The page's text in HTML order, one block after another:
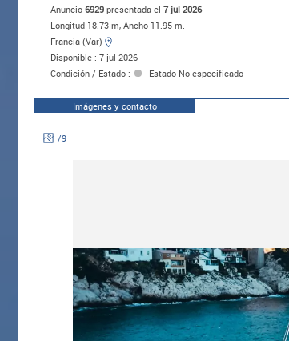
Anuncio 6929 presentada el 7 jul 2026
Longitud 18.73 m, Ancho 11.95 m.
Francia (Var)
Disponible : 7 jul 2026
Condición / Estado :
Estado No especificado
Imágenes y contacto
/9